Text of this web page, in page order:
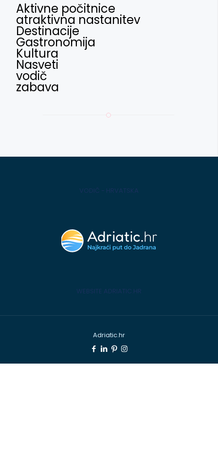
Aktivne počitnice
atraktivna nastanitev
Destinacije
Gastronomija
Kultura
Nasveti
vodič
zabava
VODIČ - HRVATSKA
WEBSITE ADRIATIC.HR
Adriatic.hr